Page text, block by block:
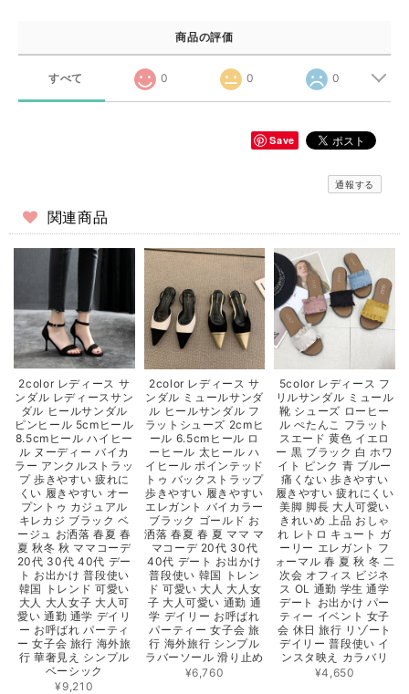
商品の評価
すべて 0 0 0
Save
通報する
関連商品
2color レディース サ
ンダル レディースサン
ダル ヒールサンダル
ピンヒール 5cmヒール
8.5cmヒール ハイヒー
ル ヌーディー バイカ
ラー アンクルストラッ
プ 歩きやすい 疲れに
くい 履きやすい オー
プントゥ カジュアル
キレカジ ブラック ベ
ージュ お洒落 春夏 春
夏 秋冬 秋 ママコーデ
20代 30代 40代 デー
ト お出かけ 普段使い
韓国 トレンド 可愛い
大人 大人女子 大人可
愛い 通勤 通学 デイリ
ー お呼ばれ パーティ
ー 女子会 旅行 海外旅
行 華奢見え シンプル
ベーシック
¥9,210
2color レディース サ
ンダル ミュールサンダ
ル ヒールサンダル フ
ラットシューズ 2cmヒ
ール 6.5cmヒール ロ
ーヒール 太ヒール ハ
イヒール ポインテッド
トゥ バックストラップ
歩きやすい 履きやすい
エレガント バイカラー
ブラック ゴールド お
洒落 春夏 春 夏 ママ マ
マコーデ 20代 30代
40代 デート お出かけ
普段使い 韓国 トレン
ド 可愛い 大人 大人女
子 大人可愛い 通勤 通
学 デイリー お呼ばれ
パーティー 女子会 旅
行 海外旅行 シンプル
ラバーソール 滑り止め
¥6,760
5color レディース フ
リルサンダル ミュール
靴 シューズ ローヒー
ル ぺたんこ フラット
スエード 黄色 イエロ
ー 黒 ブラック 白 ホワ
イト ピンク 青 ブルー
痛くない 歩きやすい
履きやすい 疲れにくい
美脚 脚長 大人可愛い
きれいめ 上品 おしゃ
れ レトロ キュート ガ
ーリー エレガント フ
ォーマル 春 夏 秋 冬 二
次会 オフィス ビジネ
ス OL 通勤 学生 通学
デート お出かけ パー
ティー イベント 女子
会 休日 旅行 リゾート
デイリー 普段使い イ
ンスタ映え カラバリ
¥4,650